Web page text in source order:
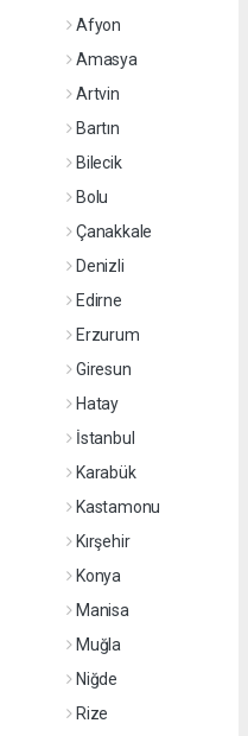
Afyon
Amasya
Artvin
Bartın
Bilecik
Bolu
Çanakkale
Denizli
Edirne
Erzurum
Giresun
Hatay
İstanbul
Karabük
Kastamonu
Kırşehir
Konya
Manisa
Muğla
Niğde
Rize